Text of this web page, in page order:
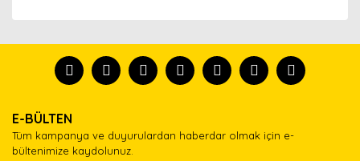
tanısın.
formunu kullanarak tarafımıza iletebilirsiniz.
Görüş ve önerileriniz için teşekkür ederiz.
Ürün açıklamasında eksik bilgiler bulunuyor.
Ürün bilgilerinde hatalar bulunuyor.
E-BÜLTEN
Tüm kampanya ve duyurulardan haberdar olmak için e-
bültenimize kaydolunuz.